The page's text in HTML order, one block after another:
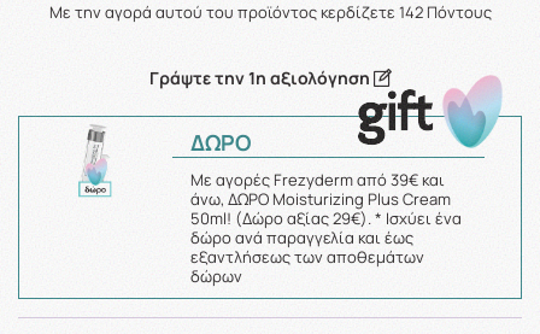
Με την αγορά αυτού του προϊόντος κερδίζετε 142Πόντους
Γράψτε την 1η αξιολόγηση
ΔΩΡΟ
Με αγορές Frezyderm από 39€ και
άνω, ΔΩΡΟ Moisturizing Plus Cream
50ml! (Δώρο αξίας 29€). * Ισχύει ένα
δώρο ανά παραγγελία και έως
εξαντλήσεως των αποθεμάτων
δώρων